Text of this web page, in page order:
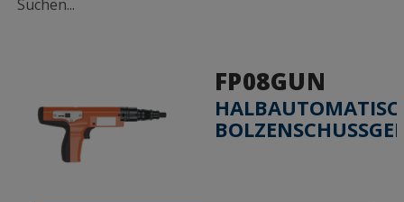
FP08GUN